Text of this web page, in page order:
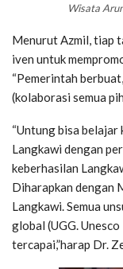
Wisata
Menurut Azmil, tiap
iven untuk
“Pemerintah
(kolaborasi semua
“Untung bisa belajar
Langkawi dengan
keberhasilan
Diharapkan dengan
Langkawi. Semua
global (UGG.
tercapai,”harap Dr.